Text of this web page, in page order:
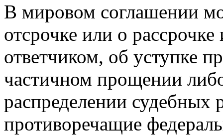
В мировом соглашении
отсрочке или о рассрочке
ответчиком, об уступке
частичном прощении
распределении судебных
противоречащие